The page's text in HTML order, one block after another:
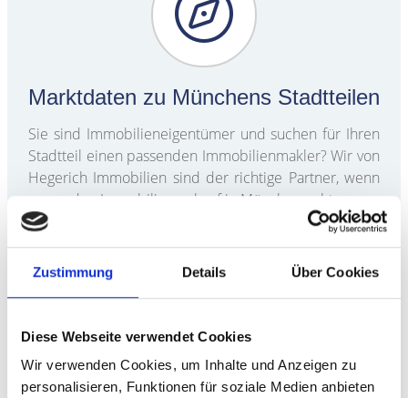
Zustimmung Details Über Cookies
Diese Webseite verwendet Cookies
Wir verwenden Cookies, um Inhalte und Anzeigen zu
personalisieren, Funktionen für soziale Medien anbieten
Marktdaten zu Münchens Stadtteilen
Sie sind Immobilieneigentümer und suchen für Ihren
Stadtteil einen passenden Immobilienmakler? Wir von
Hegerich Immobilien sind der richtige Partner, wenn
es um den Immobilienverkauf in München geht.